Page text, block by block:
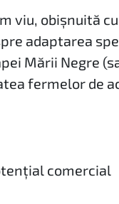
viu, obișnuită
adaptarea
Mării Negre
fermelor de
comercial